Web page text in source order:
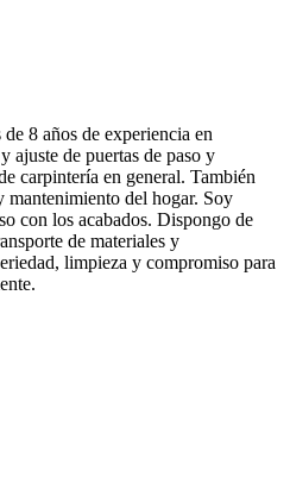
8 años de experiencia en
ajuste de puertas de paso y
carpintería en general. También
mantenimiento del hogar. Soy
con los acabados. Dispongo de
de materiales y
limpieza y compromiso para